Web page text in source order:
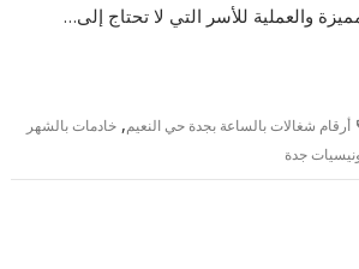
والعملية للأسر التي لا تحتاج إلى…
أرقام شغالات بالساعة بجدة حي النعيم,خادمات بالشهر
جدة